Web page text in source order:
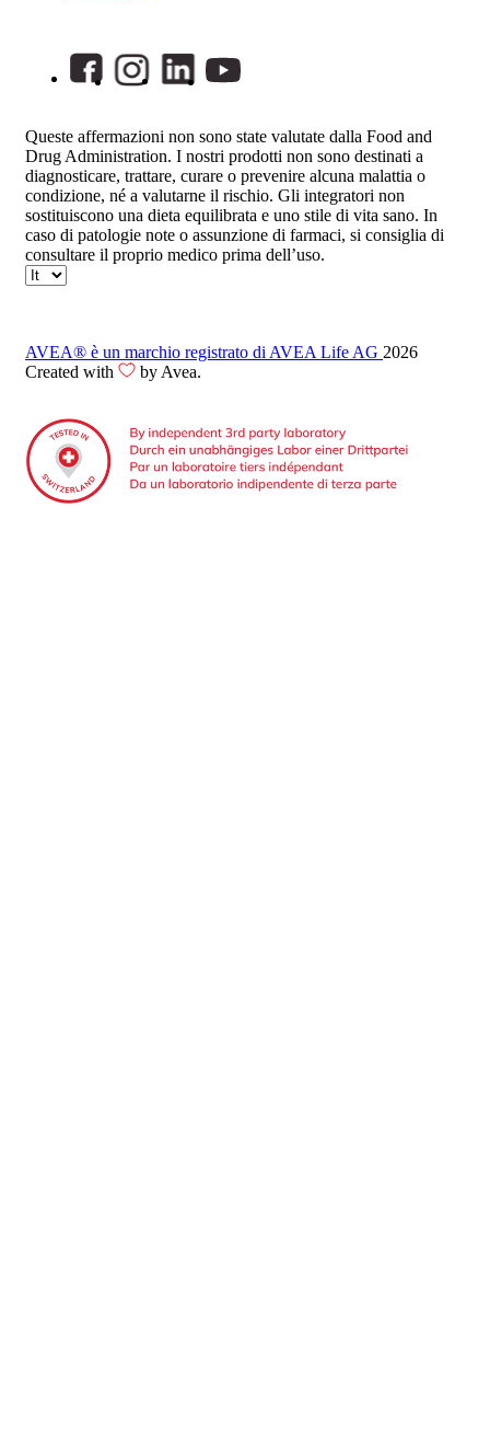
Queste affermazioni non sono state valutate dalla Food and
Drug Administration. I nostri prodotti non sono destinati a
diagnosticare, trattare, curare o prevenire alcuna malattia o
condizione, né a valutarne il rischio. Gli integratori non
sostituiscono una dieta equilibrata e uno stile di vita sano. In
caso di patologie note o assunzione di farmaci, si consiglia di
consultare il proprio medico prima dell’uso.
AVEA® è un marchio registrato di AVEA Life AG 2026
Created with
by Avea.